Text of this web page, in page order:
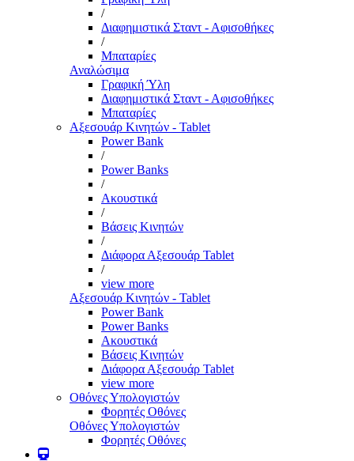
/
Διαφημιστικά Σταντ - Αφισοθήκες
/
Μπαταρίες
Αναλώσιμα
Γραφική Ύλη
Διαφημιστικά Σταντ - Αφισοθήκες
Μπαταρίες
Αξεσουάρ Κινητών - Tablet
Power Bank
/
Power Banks
/
Ακουστικά
/
Βάσεις Κινητών
/
Διάφορα Αξεσουάρ Tablet
/
view more
Αξεσουάρ Κινητών - Tablet
Power Bank
Power Banks
Ακουστικά
Βάσεις Κινητών
Διάφορα Αξεσουάρ Tablet
view more
Οθόνες Υπολογιστών
Φορητές Οθόνες
Οθόνες Υπολογιστών
Φορητές Οθόνες